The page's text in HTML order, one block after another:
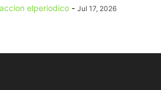
elperiodico - Jul 17, 2026